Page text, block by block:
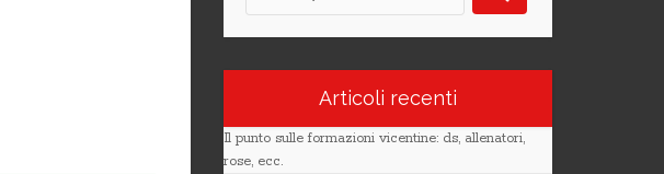
Articoli recenti
Il punto sulle formazioni vicentine: ds, allenatori,
rose, ecc.